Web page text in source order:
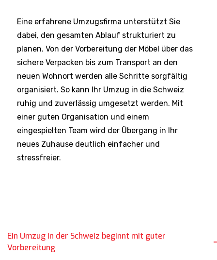
Eine erfahrene Umzugsfirma unterstützt Sie
dabei, den gesamten Ablauf strukturiert zu
planen. Von der Vorbereitung der Möbel über das
sichere Verpacken bis zum Transport an den
neuen Wohnort werden alle Schritte sorgfältig
organisiert. So kann Ihr Umzug in die Schweiz
ruhig und zuverlässig umgesetzt werden. Mit
einer guten Organisation und einem
eingespielten Team wird der Übergang in Ihr
neues Zuhause deutlich einfacher und
stressfreier.
Ein Umzug in der Schweiz beginnt mit guter
Vorbereitung